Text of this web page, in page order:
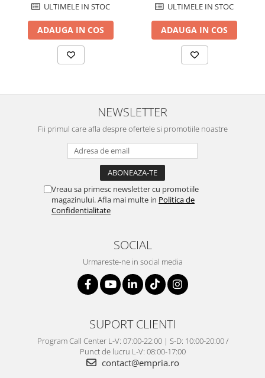
ULTIMELE IN STOC
ADAUGA IN COS
ULTIMELE IN STOC
ADAUGA IN COS
NEWSLETTER
Fii primul care afla despre ofertele si promotiile noastre
Vreau sa primesc newsletter cu promotiile
magazinului. Afla mai multe in Politica de
Confidentialitate
SOCIAL
Urmareste-ne in social media
SUPORT CLIENTI
Program Call Center L-V: 07:00-22:00 | S-D: 10:00-20:00 /
Punct de lucru L-V: 08:00-17:00
contact@empria.ro